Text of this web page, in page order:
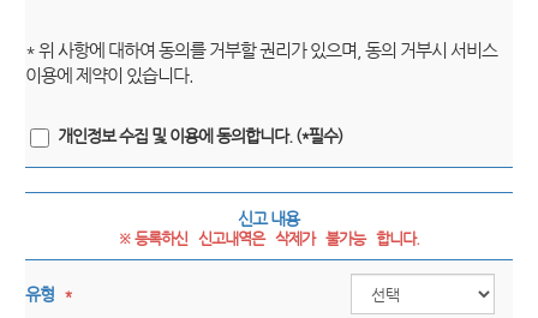
* 위 사항에 대하여 동의를 거부할 권리가 있으며, 동의 거부시 서비스
이용에 제약이 있습니다.
개인정보 수집 및 이용에 동의합니다. (*필수)
신고 내용
※ 등록하신   신고내역은   삭제가   불가능   합니다.
유형 *